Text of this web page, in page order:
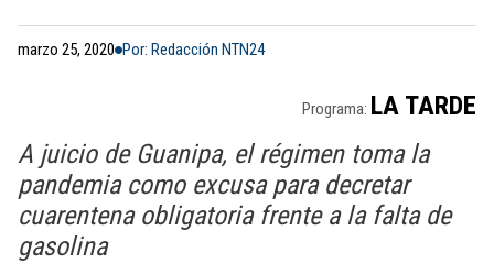
marzo 25, 2020 Por: Redacción NTN24
Programa: LA TARDE
A juicio de Guanipa, el régimen toma la
pandemia como excusa para decretar
cuarentena obligatoria frente a la falta de
gasolina